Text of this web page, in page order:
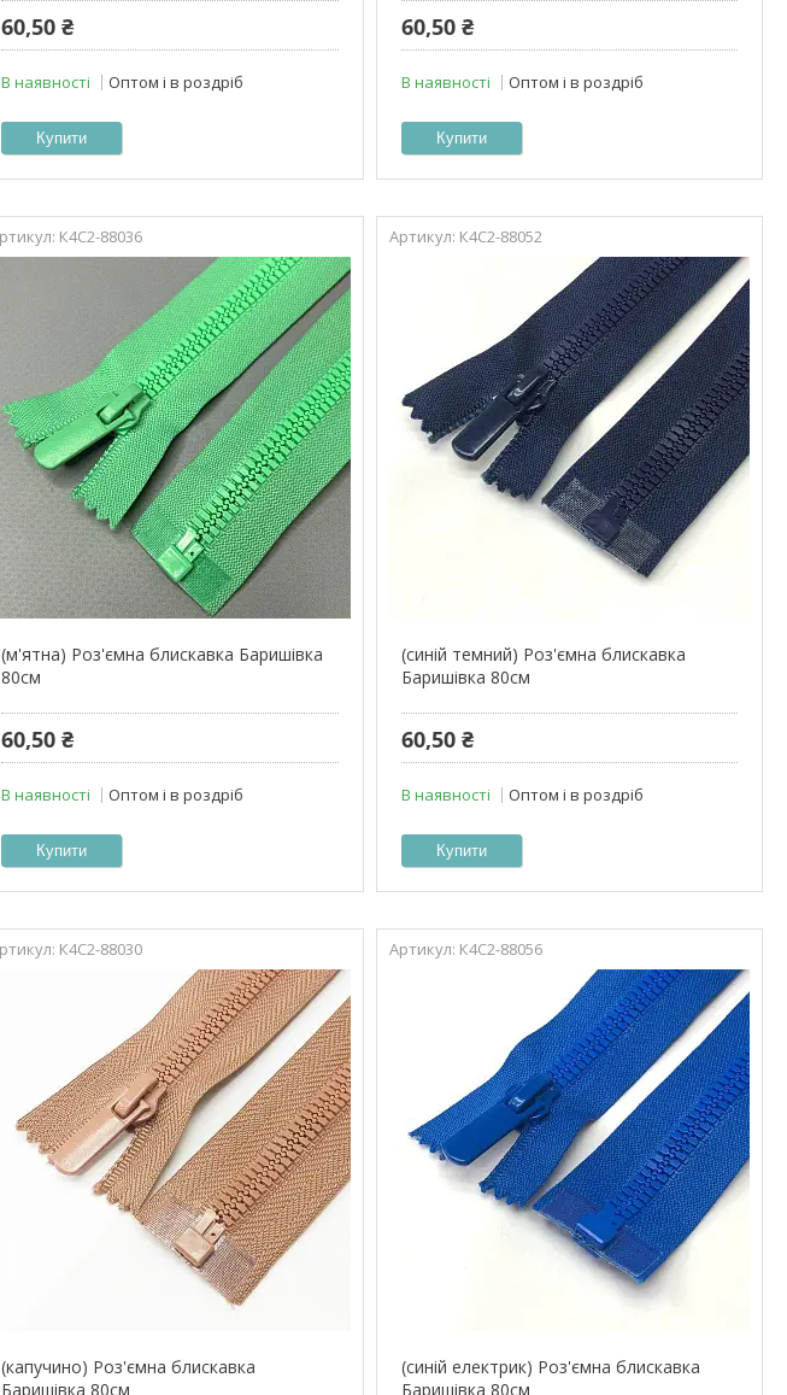
60,50 ₴
В наявності Оптом і в роздріб
Купити
60,50 ₴
В наявності Оптом і в роздріб
Купити
К4С2-88036
(м'ятна) Роз'ємна блискавка Баришівка
80см
60,50 ₴
В наявності Оптом і в роздріб
Купити
К4С2-88052
(синій темний) Роз'ємна блискавка
Баришівка 80см
60,50 ₴
В наявності Оптом і в роздріб
Купити
К4С2-88030
(капучино) Роз'ємна блискавка
Баришівка 80см
К4С2-88056
(синій електрик) Роз'ємна блискавка
Баришівка 80см